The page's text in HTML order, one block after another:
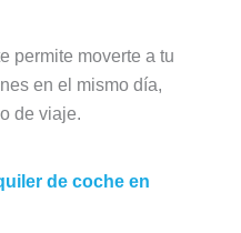
permite moverte a tu
en el mismo día,
de viaje.
de coche en